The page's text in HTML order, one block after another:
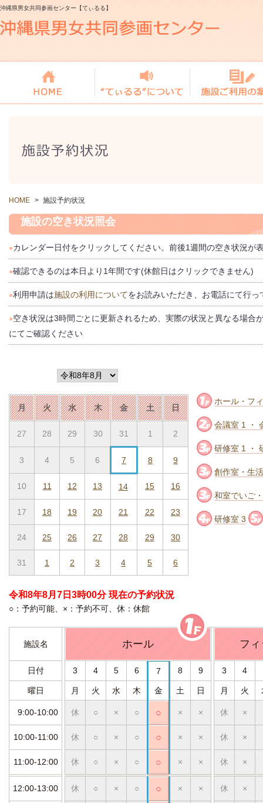
沖縄県男女共同参画センター【てぃるる】
HOME > 施設予約状況
施設の空き状況照会
●カレンダー日付をクリックしてください。前後1週間の空き状況が
●確認できるのは本日より1年間です(休館日はクリックできません)
●利用申請は施設の利用についてをお読みいただき、お電話にて行っ
●空き状況は3時間ごとに更新されるため、実際の状況と異なる場合
にてご確認ください
月 火 水 木 金 土 日
27 28 29 30 31 1 2
3 4 5 6 7 8 9
10 11 12 13 14 15 16
17 18 19 20 21 22 23
24 25 26 27 28 29 30
31 1 2 3 4 5 6
ホール・フ
会議室 1 ・
研修室 1 ・
創作室・生
和室でいご
研修室 3
令和8年8月7日3時00分 現在の予約状況
○：予約可能、×：予約不可、休：休館
施設名 ホール フィ
日付 3 4 5 6 7 8 9 3 4
曜日 月 火 水 木 金 土 日 月 火
9:00-10:00 休 ○ × ○ ○ × × 休 ×
10:00-11:00 休 ○ × ○ ○ × × 休 ×
11:00-12:00 休 ○ × ○ ○ × × 休 ×
12:00-13:00 休 ○ × ○ ○ × × 休 ×